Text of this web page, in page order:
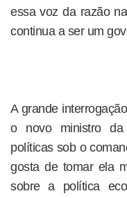
essa voz da razão
continua a ser um
A grande
o novo ministro
políticas sob o
gosta de tomar ela
sobre a política